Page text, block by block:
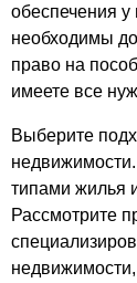
обеспечения у
необходимы
право на
имеете все
Выберите
типами жилья
Рассмотрите